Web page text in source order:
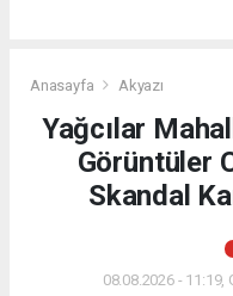
Anasayfa Akyazı
Yağcılar
Görüntüler
Skandal
08.08.2026 - 11:19,